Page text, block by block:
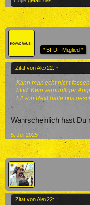
* BFD - Mitglied *
Zitat von Alex22: ↑
Kann man echt nicht
blöd. Kein vernünftiger
Elf von Real hätte uns
Wahrscheinlich hast Du
5. Juli 2025
Zitat von Alex22: ↑